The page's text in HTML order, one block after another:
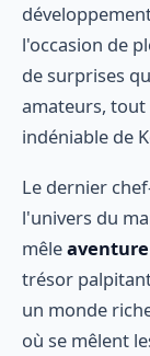
l'occasion de
de surprises
amateurs,
indéniable de
Le dernier
l'univers du
mêleaventure
trésor
un monde
où se mêlent